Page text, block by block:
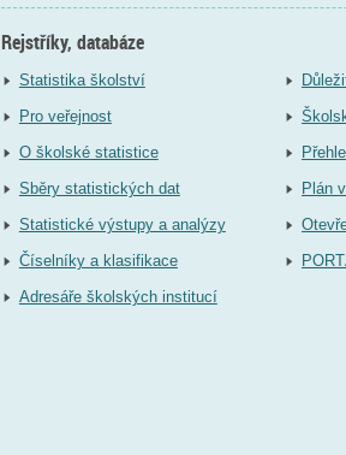
Rejstříky, databáze
Statistika školství
Pro veřejnost
O školské statistice
Sběry statistických dat
Statistické výstupy a analýzy
Číselníky a klasifikace
Adresáře školských institucí
Plán